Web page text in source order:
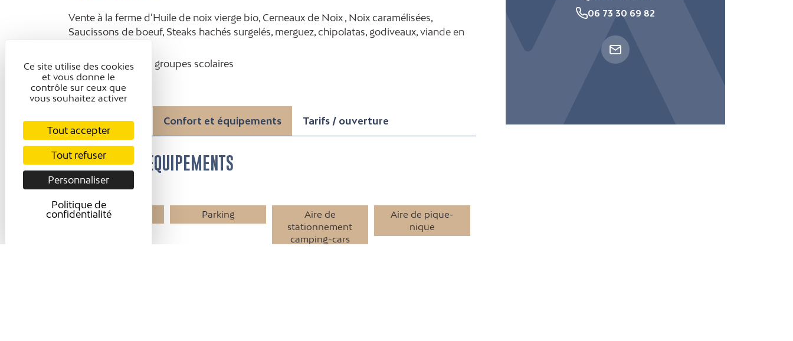
Vente à la ferme d'Huile de noix vierge bio, Cerneaux de Noix , Noix caramélisées,
Saucissons de boeuf, Steaks hachés surgelés, merguez, chipolatas, godiveaux, viande en
Public: Accueil de groupes scolaires
Présentation Confort et équipements Tarifs / ouverture
CONFORT ET ÉQUIPEMENTS
Equipements
Parking gratuit Parking
Aire de
stationnement
camping-cars
Aire de pique-
nique
06 73 30 69 82
Ce site utilise des cookies
et vous donne le
contrôle sur ceux que
vous souhaitez activer
Tout accepter
Tout refuser
Personnaliser
Politique de
confidentialité